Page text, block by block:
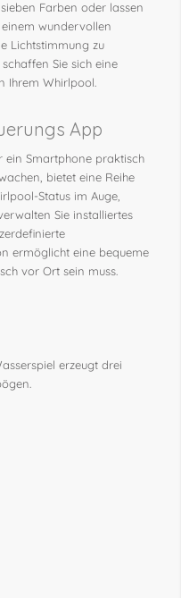
Farben oder lassen
wundervollen
Lichtstimmung zu
Sie sich eine
Ihrem Whirlpool.
App
ein Smartphone praktisch
bietet eine Reihe
Status im Auge,
Sie installiertes
ermöglicht eine bequeme
vor Ort sein muss.
erzeugt drei